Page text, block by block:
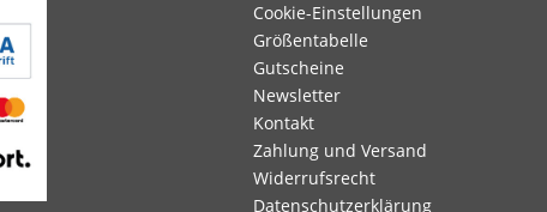
Cookie-Einstellungen
Größentabelle
Gutscheine
Newsletter
Kontakt
Zahlung und Versand
Widerrufsrecht
Datenschutzerklärung